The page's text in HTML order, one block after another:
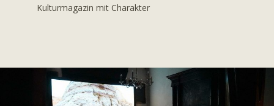
Kulturmagazin mit Charakter